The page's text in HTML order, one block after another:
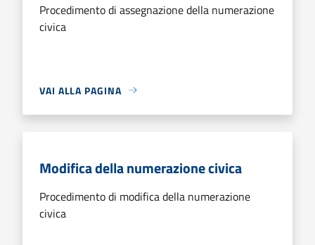
Procedimento di assegnazione della numerazione
civica
VAI ALLA PAGINA
Modifica della numerazione civica
Procedimento di modifica della numerazione
civica